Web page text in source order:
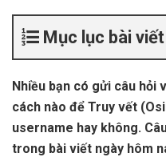
Mục lục bài viết
Nhiều bạn có gửi câu hỏi
cách nào để Truy vết
username hay không.
trong bài viết ngày hôm